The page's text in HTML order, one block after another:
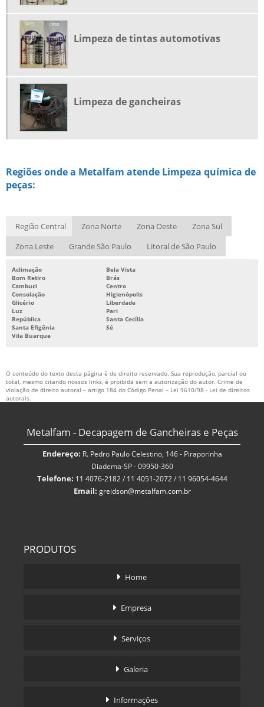
SERVIÇO DE DECAPAGEM
SERVIÇO DE DESPLACAGEM
SERVIÇO DE PIROLISE
Limpeza de tintas automotivas
Limpeza de gancheiras
Regiões onde a Metalfam atende Limpeza química de
peças:
Região Central Zona Norte Zona Oeste
Zona Sul
Zona Leste
Grande São Paulo Litoral de São Paulo
Aclimação
Bela Vista
Bom Retiro
Brás
Cambuci
Centro
Consolação
Higienópolis
Glicério
Liberdade
Luz
Pari
República
Santa Cecília
Santa Efigênia
Sé
Vila Buarque
O conteúdo do texto desta página é de direito reservado. Sua reprodução, parcial ou
total, mesmo citando nossos links, é proibida sem a autorização do autor. Crime de
violação de direito autoral – artigo 184 do Código Penal – Lei 9610/98 - Lei de direitos
autorais.
Metalfam - Decapagem de Gancheiras e Peças
Endereço: R. Pedro Paulo Celestino, 146 - Piraporinha
Diadema-SP - 09950-360
Telefone: 11 4076-2182/ 11 4051-2072/ 11 96054-4644
Email: greidson@metalfam.com.br
PRODUTOS
Home
Empresa
Serviços
Galeria
Informações